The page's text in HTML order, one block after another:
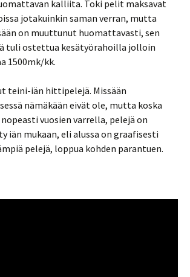
kalliita. Toki pelit maksavat
jotakuinkin saman verran, mutta
on muuttunut huomattavasti, sen
tuli ostettua kesätyörahoilla jolloin
1500mk/kk.
teini-iän hittipelejä. Missään
nämäkään eivät ole, mutta koska
vuosien varrella, pelejä on
iän mukaan, eli alussa on graafisesti
pelejä, loppua kohden parantuen.